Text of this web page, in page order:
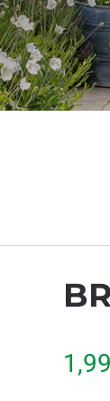
1,99